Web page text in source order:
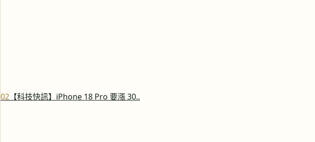
02 【科技快訊】iPhone 18 Pro 要漲 30..